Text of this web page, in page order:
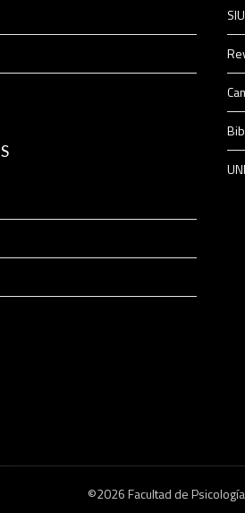
©2026 Facultad de